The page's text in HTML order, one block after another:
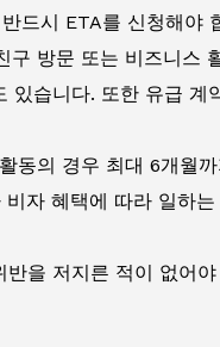
드시 ETA를 신청해야
방문 또는 비즈니스
습니다. 또한 유급
동의 경우 최대 6개월
자 혜택에 따라 일하
을 저지른 적이 없어야